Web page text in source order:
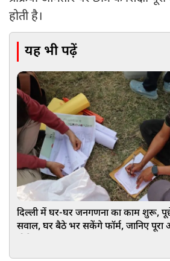
होती है।
यह भी पढ़ें
दिल्ली में घर-घर जनगणना का काम शुरू,
सवाल, घर बैठे भर सकेंगे फॉर्म, जानिए